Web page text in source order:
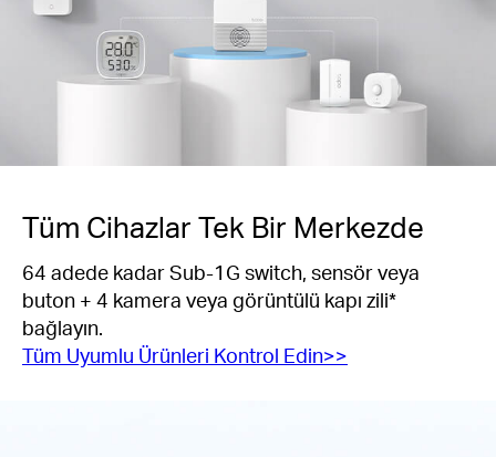
Tüm Cihazlar Tek Bir Merkezde
64 adede kadar Sub-1G switch, sensör veya
buton + 4 kamera veya görüntülü kapı zili*
bağlayın.
Tüm Uyumlu Ürünleri Kontrol Edin>>